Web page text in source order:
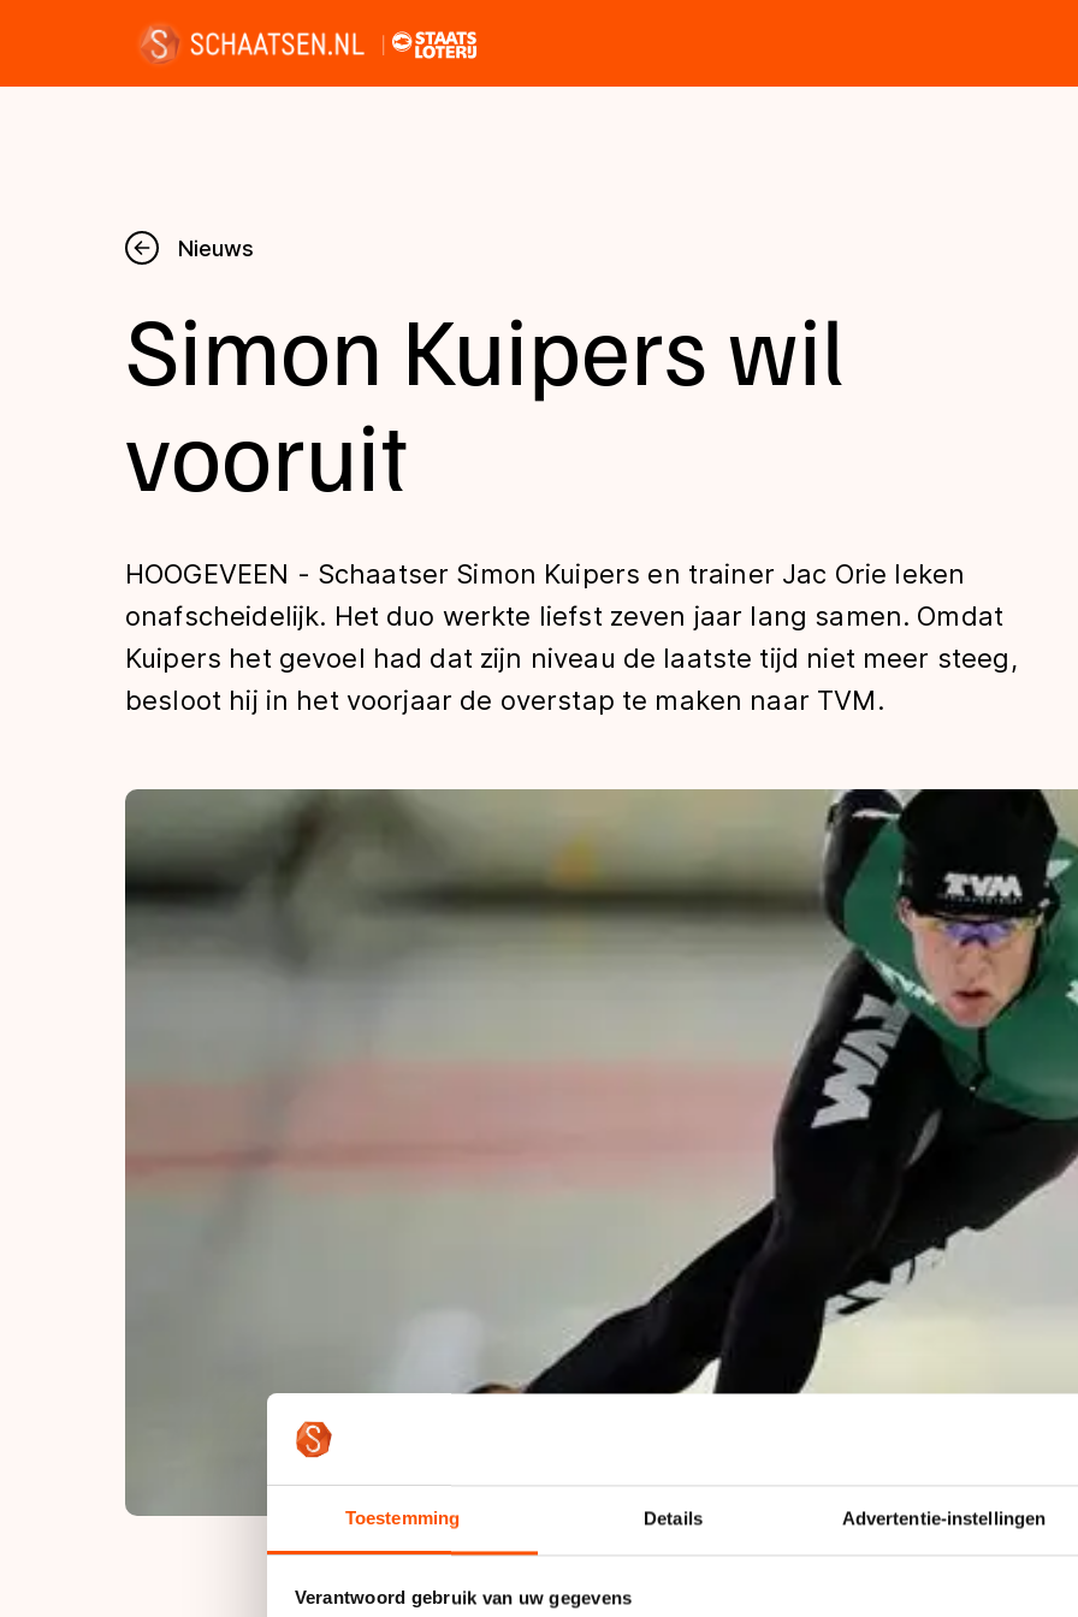
Toestemming Details Advertentie-instellingen
Verantwoord gebruik van uw gegevens
Nieuws
Kalender
Disciplines
Uitslagen
Tijden & historie
De weg op
Olympische Spelen
Nieuws
Simon Kuipers wil
vooruit
HOOGEVEEN - Schaatser Simon Kuipers en trainer Jac Orie leken
onafscheidelijk. Het duo werkte liefst zeven jaar lang samen. Omdat
Kuipers het gevoel had dat zijn niveau de laatste tijd niet meer steeg,
besloot hij in het voorjaar de overstap te maken naar TVM.